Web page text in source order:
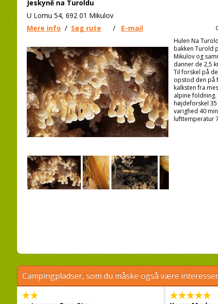
Jeskyně na Turoldu
U Lomu 54, 692 01 Mikulov
Mere info / Søg rute / E-mail
Hulen Na
bakken Turold
Mikulov og
danner de 2,5
Til forskel på
opstod den på
kalksten fra
alpine
højdeforskel
varighed 40
lufttemperatur
Campingpladser, som du måske også være